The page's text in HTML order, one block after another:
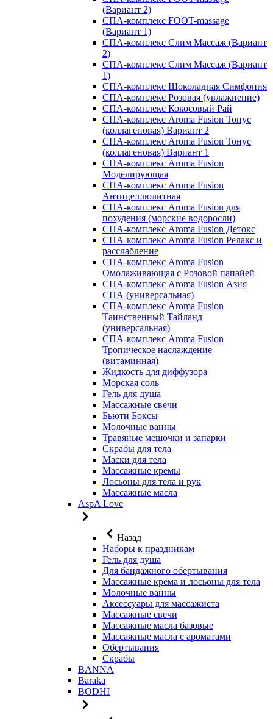
(Вариант 2)
СПА-комплекс FOOT-massage
(Вариант 1)
СПА-комплекс Слим Массаж (Вариант
2)
СПА-комплекс Слим Массаж (Вариант
1)
СПА-комплекс Шоколадная Симфония
СПА-комплекс Розовая (увлажнение)
СПА-комплекс Кокосовый Рай
СПА-комплекс Aroma Fusion Тонус
(коллагеновая) Вариант 2
СПА-комплекс Aroma Fusion Тонус
(коллагеновая) Вариант 1
СПА-комплекс Aroma Fusion
Моделирующая
СПА-комплекс Aroma Fusion
Антицеллюлитная
СПА-комплекс Aroma Fusion для
похудения (морские водоросли)
СПА-комплекс Aroma Fusion Детокс
СПА-комплекс Aroma Fusion Релакс и
расслабление
СПА-комплекс Aroma Fusion
Омолаживающая с Розовой папайей
СПА-комплекс Aroma Fusion Азия
СПА (универсальная)
СПА-комплекс Aroma Fusion
Таинственный Тайланд
(универсальная)
СПА-комплекс Aroma Fusion
Тропическое наслаждение
(витаминная)
Жидкость для диффузора
Морская соль
Гель для душа
Массажные свечи
Бьюти Боксы
Молочные ванны
Травяные мешочки и запарки
Скрабы для тела
Маски для тела
Массажные кремы
Лосьоны для тела и рук
Массажные масла
AspA Love
Назад
Наборы к праздникам
Гель для душа
Для бандажного обертывания
Массажные крема и лосьоны для тела
Молочные ванны
Аксессуары для массажиста
Массажные свечи
Массажные масла базовые
Массажные масла с ароматами
Обертывания
Скрабы
BANNA
Baraka
BODHI